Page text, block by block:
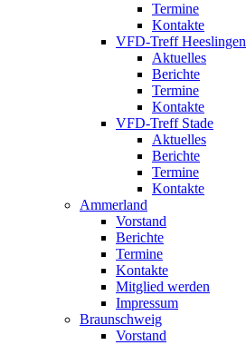
Termine
Kontakte
VFD-Treff Heeslingen
Aktuelles
Berichte
Termine
Kontakte
VFD-Treff Stade
Aktuelles
Berichte
Termine
Kontakte
Ammerland
Vorstand
Berichte
Termine
Kontakte
Mitglied werden
Impressum
Braunschweig
Vorstand